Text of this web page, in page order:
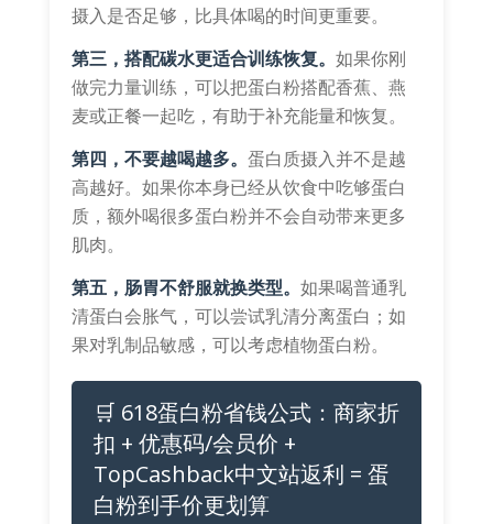
摄入是否足够，比具体喝的时间更重要。
第三，搭配碳水更适合训练恢复。 如果你刚
做完力量训练，可以把蛋白粉搭配香蕉、燕
麦或正餐一起吃，有助于补充能量和恢复。
第四，不要越喝越多。 蛋白质摄入并不是越
高越好。如果你本身已经从饮食中吃够蛋白
质，额外喝很多蛋白粉并不会自动带来更多
肌肉。
第五，肠胃不舒服就换类型。 如果喝普通乳
清蛋白会胀气，可以尝试乳清分离蛋白；如
果对乳制品敏感，可以考虑植物蛋白粉。
🛒 618蛋白粉省钱公式：商家折
扣 + 优惠码/会员价 +
TopCashback中文站返利 = 蛋
白粉到手价更划算